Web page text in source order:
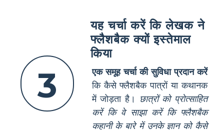
3
यह चर्चा करें कि लेखक ने
फ्लैशबैक क्यों इस्तेमाल
किया
एक समूह चर्चा की सुविधा प्रदान करें
कि कैसे फ्लैशबैक पात्रों या कथानक
में जोड़ता है।
छात्रों को प्रोत्साहित
करें कि वे साझा करें कि फ्लैशबैक
कहानी के बारे में उनके ज्ञान को कैसे